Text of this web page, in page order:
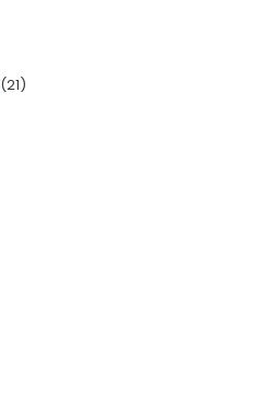
(21)